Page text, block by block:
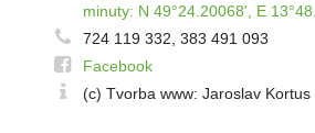
minuty: N 49°24.20068', E
724 119 332, 383 491 093
Facebook
(c) Tvorba www: Jaroslav Kortus